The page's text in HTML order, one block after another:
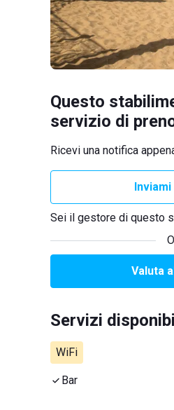
Questo
servizio di
Ricevi una notifica
Sei il gestore di questo
Valuta
Servizi
WiFi
Bar